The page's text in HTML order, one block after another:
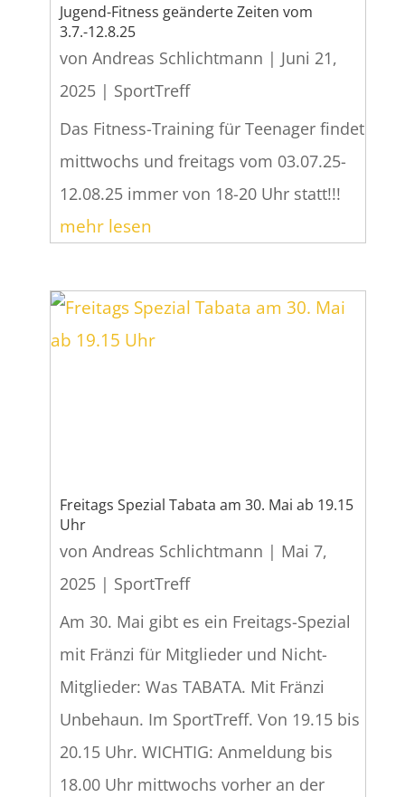
Jugend-Fitness geänderte Zeiten vom
3.7.-12.8.25
von Andreas Schlichtmann | Juni 21,
2025| SportTreff
Das Fitness-Training für Teenager findet
mittwochs und freitags vom 03.07.25-
12.08.25 immer von 18-20 Uhr statt!!!
mehr lesen
Freitags Spezial Tabata am 30. Mai ab 19.15
Uhr
von Andreas Schlichtmann | Mai 7,
2025| SportTreff
Am 30. Mai gibt es ein Freitags-Spezial
mit Fränzi für Mitglieder und Nicht-
Mitglieder: Was TABATA. Mit Fränzi
Unbehaun. Im SportTreff. Von 19.15 bis
20.15 Uhr. WICHTIG: Anmeldung bis
18.00 Uhr mittwochs vorher an der